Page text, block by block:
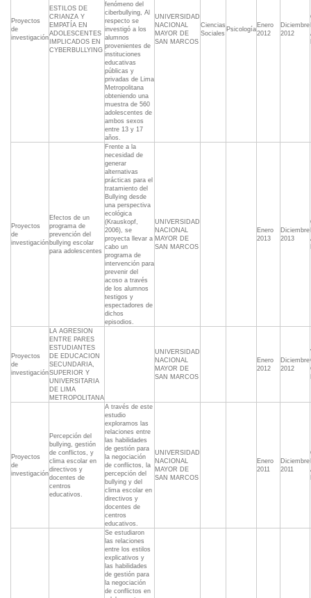
Proyectos
de
investigación
ESTILOS DE
CRIANZA Y
EMPATÍA EN
ADOLESCENTES
IMPLICADOS EN
CYBERBULLYING
fenómeno del
ciberbullying, Al
respecto se
investigó a los
alumnos
provenientes de
instituciones
educativas
públicas y
privadas de Lima
Metropolitana
obteniendo una
muestra de 560
adolescentes de
ambos sexos
entre 13 y 17
años.
UNIVERSIDAD
NACIONAL
MAYOR DE
SAN MARCOS
Ciencias
Sociales
Psicología
Enero
2012
Diciembre
2012
Proyectos
de
investigación
Efectos de un
programa de
prevención del
bullying escolar
para adolescentes
Frente a la
necesidad de
generar
alternativas
prácticas para el
tratamiento del
Bullying desde
una perspectiva
ecológica
(Krauskopf,
2006), se
proyecta llevar a
cabo un
programa de
intervención para
prevenir del
acoso a través
de los alumnos
testigos y
espectadores de
dichos
episodios.
UNIVERSIDAD
NACIONAL
MAYOR DE
SAN MARCOS
Enero
2013
Diciembre
2013
Proyectos
de
investigación
LA AGRESION
ENTRE PARES
ESTUDIANTES
DE EDUCACION
SECUNDARIA,
SUPERIOR Y
UNIVERSITARIA
DE LIMA
METROPOLITANA
UNIVERSIDAD
NACIONAL
MAYOR DE
SAN MARCOS
Enero
2012
Diciembre
2012
Proyectos
de
investigación
Percepción del
bullying, gestión
de conflictos, y
clima escolar en
directivos y
docentes de
centros
educativos.
A través de este
estudio
exploramos las
relaciones entre
las habilidades
de gestión para
la negociación
de conflictos, la
percepción del
bullying y del
clima escolar en
directivos y
docentes de
centros
educativos.
UNIVERSIDAD
NACIONAL
MAYOR DE
SAN MARCOS
Enero
2011
Diciembre
2011
Se estudiaron
las relaciones
entre los estilos
explicativos y
las habilidades
de gestión para
la negociación
de conflictos en